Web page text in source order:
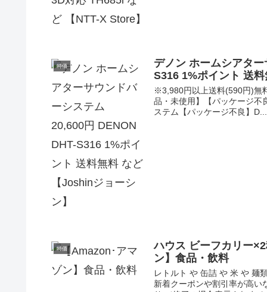
特価
デノン ホームシアタ
S316 1%ポイント 送
※3,980円以上送料(590円)無
品・未使用】【パッケージ
ステム【パッケージ不良】D...
特価
ハウス ビーフカリー
ン】食品・飲料
レトルト や 缶詰 や 米 や 麺
新着クーポンや割引率が高い